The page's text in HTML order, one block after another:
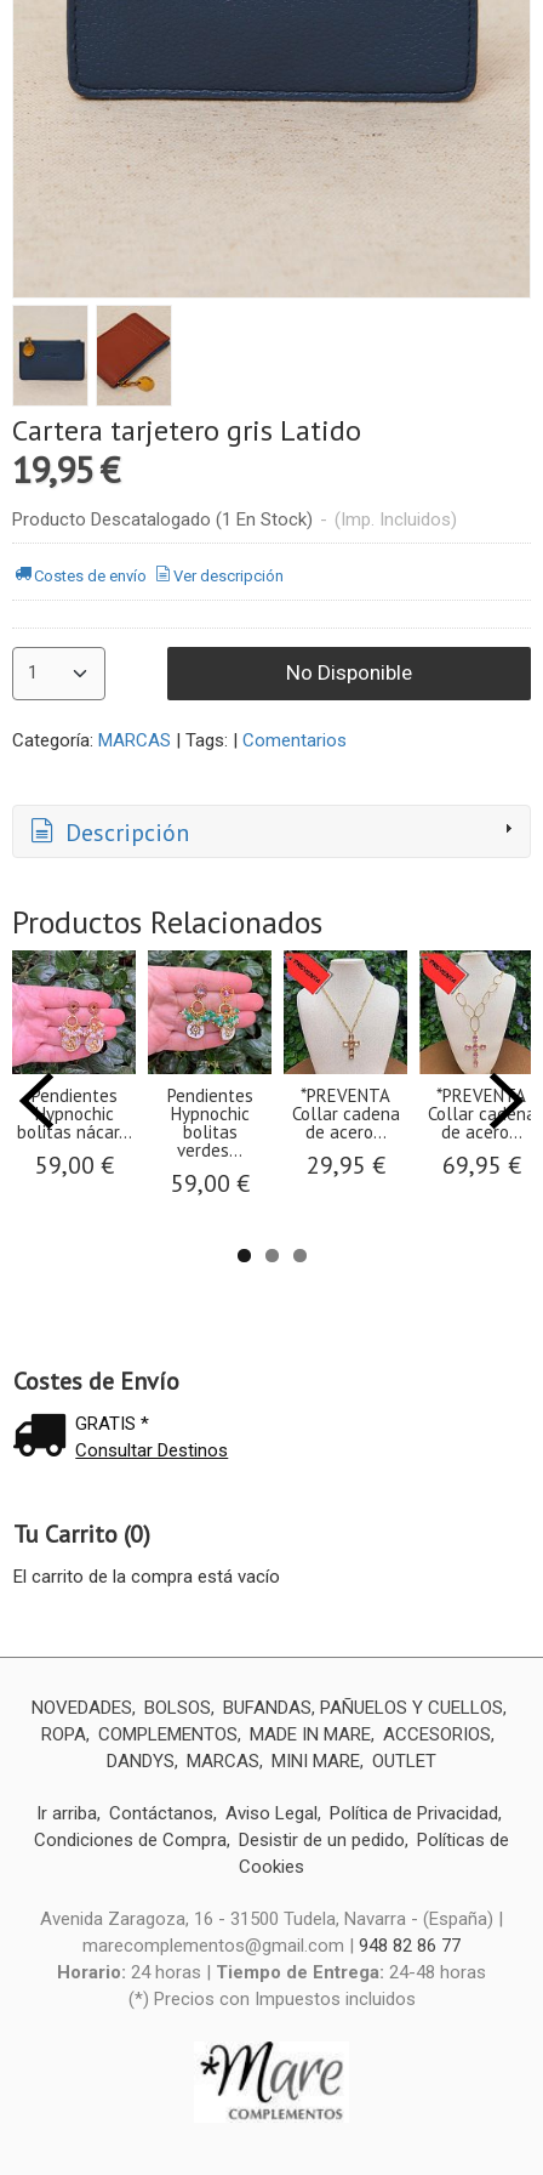
Costes de Envío
GRATIS *
Consultar Destinos
Tu Carrito (0)
El carrito de la compra está vacío
Cartera tarjetero gris Latido
19,95 €
Producto Descatalogado (1 En Stock) - (Imp. Incluidos)
Costes de envío Ver descripción
No Disponible
Categoría: MARCAS | Tags: | Comentarios
Descripción
Productos Relacionados
Pendientes
Hypnochic
bolitas nácar...
59,00 €
Pendientes
Hypnochic
bolitas
verdes...
59,00 €
*PREVENTA
Collar cadena
de acero...
29,95 €
*PREVENTA
Collar cadena
de acero...
69,95 €
NOVEDADES BOLSOS
BUFANDAS, PAÑUELOS Y CUELLOS
ROPA COMPLEMENTOS MADE IN MARE ACCESORIOS
DANDYS
MARCAS MINI MARE OUTLET
Ir arriba Contáctanos Aviso Legal
Política de Privacidad
Condiciones de Compra Desistir de un pedido
Políticas de
Cookies
Avenida Zaragoza, 16 - 31500 Tudela, Navarra - (España) |
marecomplementos@gmail.com | 948 82 86 77
Horario: 24 horas | Tiempo de Entrega: 24-48 horas
(*) Precios con Impuestos incluidos